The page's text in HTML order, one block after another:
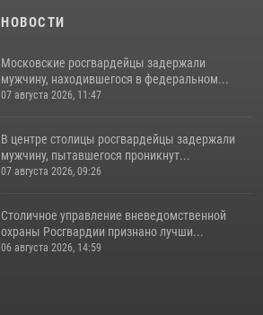
НОВОСТИ
Московские росгвардейцы задержали
мужчину, находившегося в федеральном...
07 августа 2026, 11:47
В центре столицы росгвардейцы задержали
мужчину, пытавшегося проникнут...
07 августа 2026, 09:26
Столичное управление вневедомственной
охраны Росгвардии признано лучши...
06 августа 2026, 14:59